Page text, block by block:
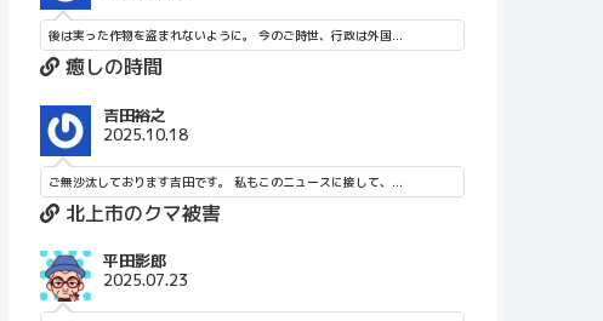
後は実った作物を盗まれないように。 今のご時世、行政は外国...
癒しの時間
吉田裕之
2025.10.18
ご無沙汰しております吉田です。 私もこのニュースに接して、...
北上市のクマ被害
平田影郎
2025.07.23